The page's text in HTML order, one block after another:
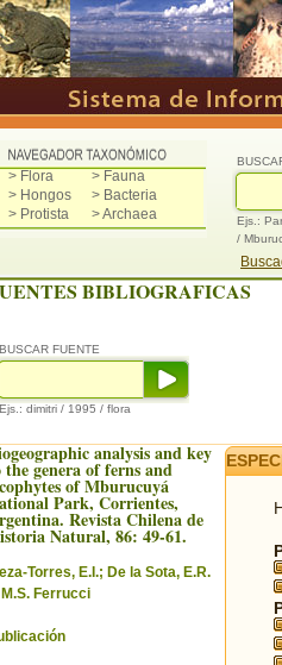
> Flora
> Fauna
> Hongos
> Bacteria
> Protista
> Archaea
Ejs.:
/
BIBLIOGRAFICAS
BUSCAR FUENTE
Ejs.: dimitri / 1995 / flora
analysis and key
the genera of ferns and
of Mburucuyá
Park, Corrientes,
Revista Chilena de
Natural, 86: 49-61.
Torres, E.I.; De la Sota, E.R.
Ferrucci